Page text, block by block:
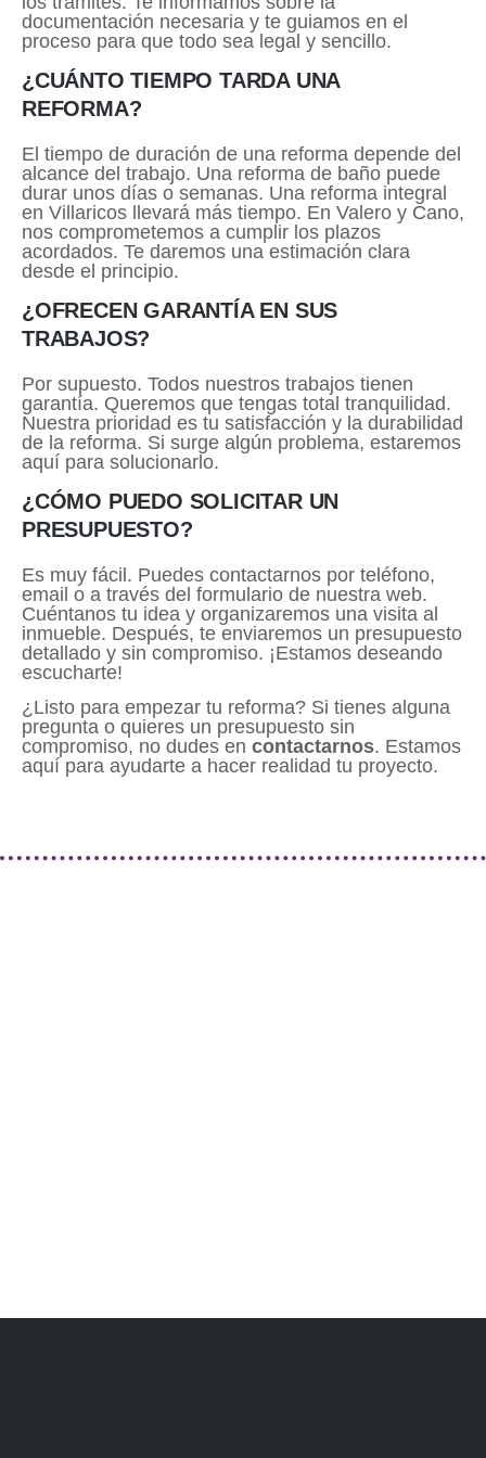
documentación necesaria y te guiamos en el
proceso para que todo sea legal y sencillo.
¿CUÁNTO TIEMPO TARDA UNA
REFORMA?
El tiempo de duración de una reforma depende del
alcance del trabajo. Una reforma de baño puede
durar unos días o semanas. Una reforma integral
en Villaricos llevará más tiempo. En Valero y Cano,
nos comprometemos a cumplir los plazos
acordados. Te daremos una estimación clara
desde el principio.
¿OFRECEN GARANTÍA EN SUS
TRABAJOS?
Por supuesto. Todos nuestros trabajos tienen
garantía. Queremos que tengas total tranquilidad.
Nuestra prioridad es tu satisfacción y la durabilidad
de la reforma. Si surge algún problema, estaremos
aquí para solucionarlo.
¿CÓMO PUEDO SOLICITAR UN
PRESUPUESTO?
Es muy fácil. Puedes contactarnos por teléfono,
email o a través del formulario de nuestra web.
Cuéntanos tu idea y organizaremos una visita al
inmueble. Después, te enviaremos un presupuesto
detallado y sin compromiso. ¡Estamos deseando
escucharte!
¿Listo para empezar tu reforma? Si tienes alguna
pregunta o quieres un presupuesto sin
compromiso, no dudes en contactarnos. Estamos
aquí para ayudarte a hacer realidad tu proyecto.